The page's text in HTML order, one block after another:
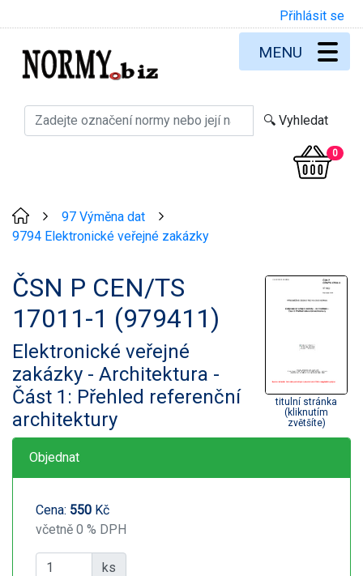
Přihlásit se
0
MENU
97 Výměna dat
9794 Elektronické veřejné zakázky
ČSN P CEN/TS
17011-1 (979411)
Elektronické veřejné
zakázky - Architektura -
Část 1: Přehled referenční
architektury
titulní stránka
(kliknutím
zvětšíte)
Objednat
Cena: 550 Kč
včetně 0 % DPH
ks